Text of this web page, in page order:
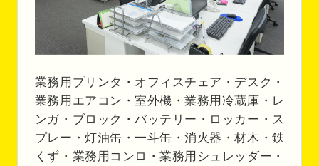
業務用プリンタ・オフィスチェア・デスク・
業務用エアコン・室外機・業務用冷蔵庫・レ
ンガ・ブロック・バッテリー・ロッカー・ス
プレー・灯油缶・一斗缶・消火器・材木・鉄
くず・業務用コンロ・業務用シュレッダー・